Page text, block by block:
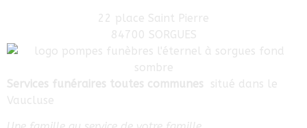
22 place Saint Pierre
84700 SORGUES
Services funéraires toutes communes
situé dans le
Vaucluse